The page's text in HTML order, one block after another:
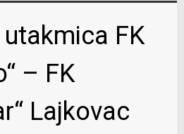
FK
– FK
Lajkovac